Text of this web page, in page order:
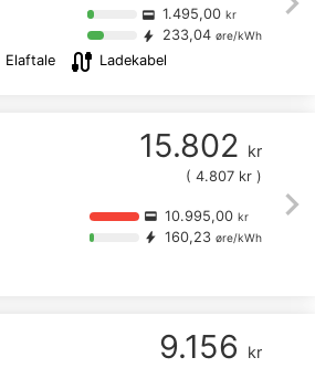
Elaftale cable Ladekabel
credit_card 1.495,00 kr
bolt 233,04 øre/kWh
chevron_right
15.802 kr
( 4.807 kr )
credit_card 10.995,00 kr
bolt 160,23 øre/kWh
9.156 kr